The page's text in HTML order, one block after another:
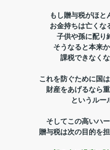
もし贈与税がほと
お金持ちは亡くな
子供や孫に配り
そうなると本来
課税できなく
これを防ぐために国は
財産をあげるなら
というルー
そしてこの高いハ
贈与税は次の目的を